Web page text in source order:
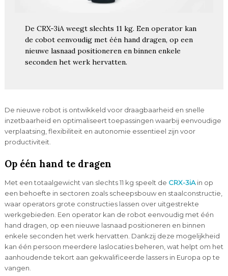
De CRX-3iA weegt slechts 11 kg. Een operator kan
de cobot eenvoudig met één hand dragen, op een
nieuwe lasnaad positioneren en binnen enkele
seconden het werk hervatten.
De nieuwe robot is ontwikkeld voor draagbaarheid en snelle
inzetbaarheid en optimaliseert toepassingen waarbij eenvoudige
verplaatsing, flexibiliteit en autonomie essentieel zijn voor
productiviteit.
Op één hand te dragen
Met een totaalgewicht van slechts 11 kg speelt de CRX-3iAin op
een behoefte in sectoren zoals scheepsbouw en staalconstructie,
waar operators grote constructies lassen over uitgestrekte
werkgebieden. Een operator kan de robot eenvoudig met één
hand dragen, op een nieuwe lasnaad positioneren en binnen
enkele seconden het werk hervatten. Dankzij deze mogelijkheid
kan één persoon meerdere laslocaties beheren, wat helpt om het
aanhoudende tekort aan gekwalificeerde lassers in Europa op te
vangen.